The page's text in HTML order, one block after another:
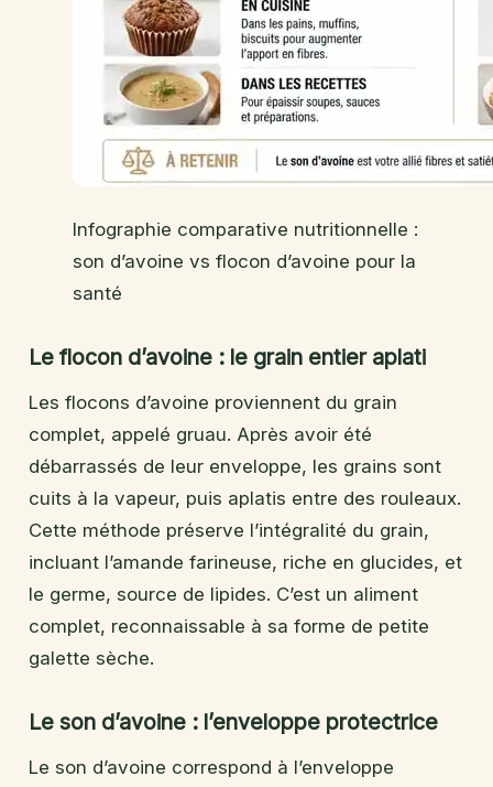
Infographie comparative nutritionnelle :
son d’avoine vs flocon d’avoine pour la
santé
Le flocon d’avoine : le grain entier aplati
Les flocons d’avoine proviennent du grain
complet, appelé gruau. Après avoir été
débarrassés de leur enveloppe, les grains sont
cuits à la vapeur, puis aplatis entre des rouleaux.
Cette méthode préserve l’intégralité du grain,
incluant l’amande farineuse, riche en glucides, et
le germe, source de lipides. C’est un aliment
complet, reconnaissable à sa forme de petite
galette sèche.
Le son d’avoine : l’enveloppe protectrice
Le son d’avoine correspond à l’enveloppe